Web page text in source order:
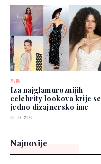
MODA
Iza najglamuroznijih
celebrity lookova krije se
jedno dizajnersko ime
06. 08. 2026.
Najnovije